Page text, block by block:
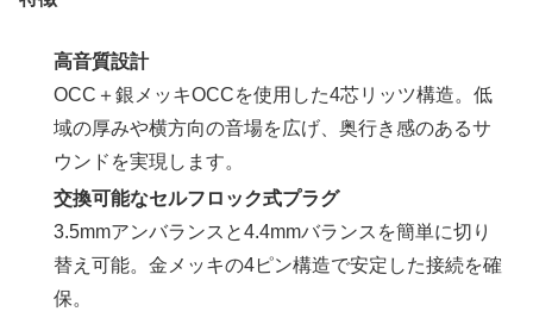
高音質設計
OCC＋銀メッキOCCを使用した4芯リッツ構造。低
域の厚みや横方向の音場を広げ、奥行き感のあるサ
ウンドを実現します。
交換可能なセルフロック式プラグ
3.5mmアンバランスと4.4mmバランスを簡単に切り
替え可能。金メッキの4ピン構造で安定した接続を確
保。